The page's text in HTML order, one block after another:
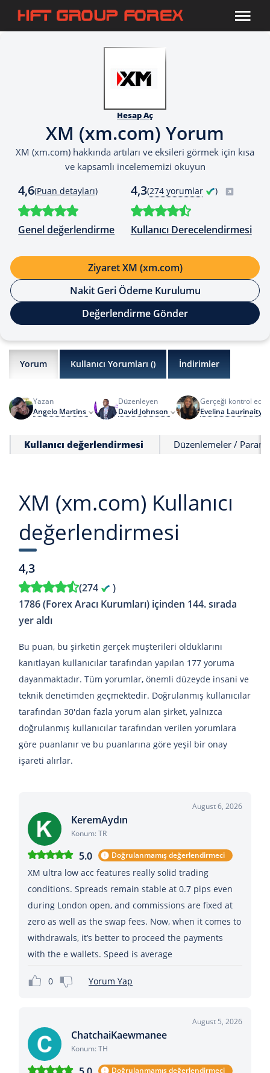
Hesap Aç
XM (xm.com) Yorum
XM (xm.com) hakkında artıları ve eksileri görmek için kısa
ve kapsamlı incelememizi okuyun
4,6(Puan detayları)
Genel değerlendirme
4,3(274 yorumlar )
Kullanıcı Derecelendirmesi
Ziyaret XM (xm.com)
Nakit Geri Ödeme Kurulumu
Değerlendirme Gönder
Yorum Kullanıcı Yorumları () İndirimler
Yazan
Angelo Martins
Düzenleyen
David Johnson
Gerçeği kontrol eden
Evelina
Kullanıcı değerlendirmesi Düzenlemeler /
XM (xm.com) Kullanıcı
değerlendirmesi
4,3
(274
)
1786 (Forex Aracı Kurumları) içinden 144. sırada
yer aldı
Bu puan, bu şirketin gerçek müşterileri olduklarını
kanıtlayan kullanıcılar tarafından yapılan 177 yoruma
dayanmaktadır. Tüm yorumlar, önemli düzeyde insani ve
teknik denetimden geçmektedir. Doğrulanmış kullanıcılar
tarafından 30'dan fazla yorum alan şirket, yalnızca
doğrulanmış kullanıcılar tarafından verilen yorumlara
göre puanlanır ve bu puanlarına göre yeşil bir onay
işareti alırlar.
August 6, 2026
KeremAydın
Konum: TR
5.0 Doğrulanmamış değerlendirmeci
XM ultra low acc features really solid trading
conditions. Spreads remain stable at 0.7 pips even
during London open, and commissions are fixed at
zero as well as the swap fees. Now, when it comes to
withdrawals, it’s better to proceed the payments
with the e wallets. Speed is average
0 Yorum Yap
August 5, 2026
ChatchaiKaewmanee
Konum: TH
Doğrulanmamış değerlendirmeci